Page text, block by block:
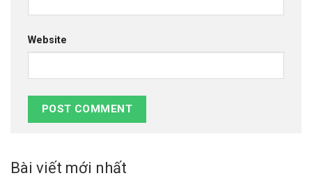
Website
Bài viết mới nhất